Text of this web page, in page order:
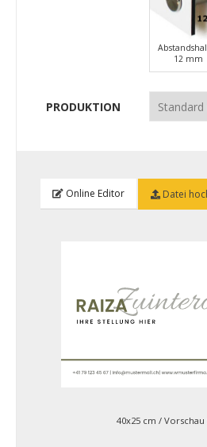
12 mm
PRODUKTION
Online Editor Datei
40x25 cm / Vorschau